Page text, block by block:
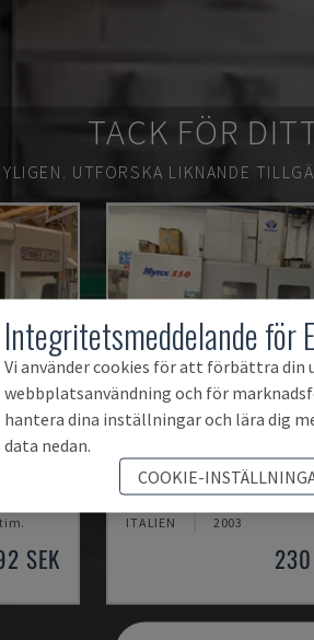
TACK FÖR
UTFORSKA LIKNANDE
SEK
MYNX 550
DAEWOO - VERTIKALT
ITALIEN 2003
Integritetsmeddelande för
Vi använder cookies för att förbättra din
webbplatsanvändning och för
hantera dina inställningar och lära dig
data nedan.
COOKIE-